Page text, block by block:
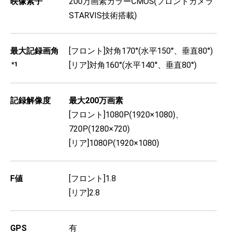
STARVIS技術搭載)
最大記録画角
*1
[フロント]対角170°(水平150°、垂直80°)
[リア]対角160°(水平140°、垂直80°)
記録解像度
最大200万画素
[フロント]1080P(1920×1080)、
720P(1280×720)
[リア]1080P(1920×1080)
F値
[フロント]1.8
[リア]2.8
GPS 有